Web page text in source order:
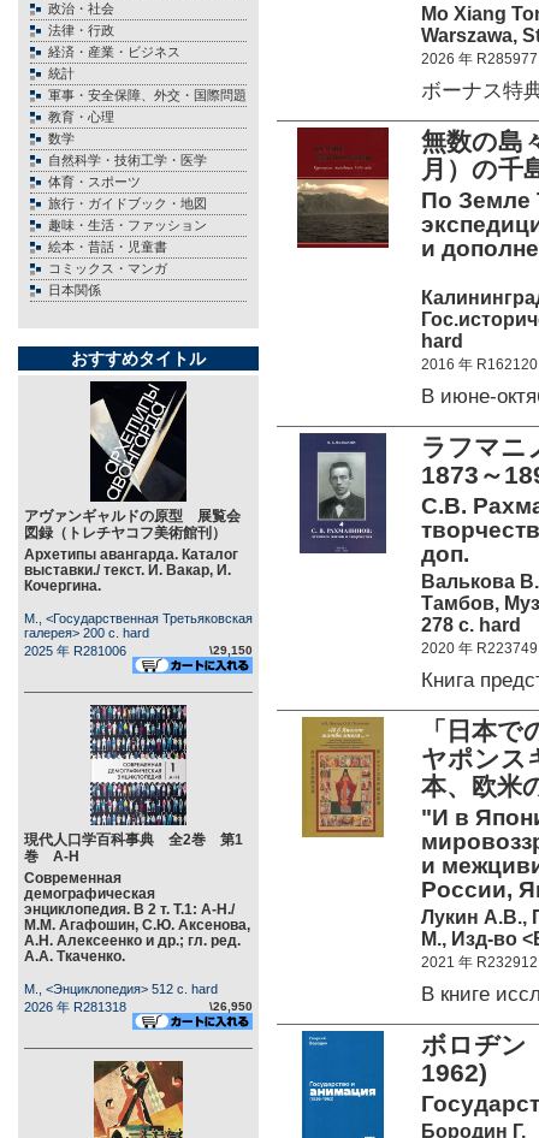
政治・社会
法律・行政
経済・産業・ビジネス
統計
軍事・安全保障、外交・国際問題
教育・心理
数学
自然科学・技術工学・医学
体育・スポーツ
旅行・ガイドブック・地図
趣味・生活・ファッション
絵本・昔話・児童書
コミックス・マンガ
日本関係
おすすめタイトル
アヴァンギャルドの原型 展覧会
図録（トレチヤコフ美術館刊）
Архетипы авангарда. Каталог
выставки./ текст. И. Вакар, И.
Кочергина.
М., <Государственная Третьяковская
галерея> 200 c. hard
2025 年 R281006
\29,150
現代人口学百科事典 全2巻 第1
巻 А-Н
Современная
демографическая
энциклопедия. В 2 т. Т.1: А-Н./
М.М. Агафошин, С.Ю. Аксенова,
А.Н. Алексеенко и др.; гл. ред.
А.А. Ткаченко.
М., <Энциклопедия> 512 c. hard
2026 年 R281318
\26,950
Mo Xiang
Warszawa,
2026 年 R285977
ボーナス特
無数の島
月）の千
По Земле
и
hard
2016 年 R162120
В июне-
ラフマ
1873～
С.В.
доп.
Валькова
Тамбов,
278 c. hard
2020 年 R223749
Книга
「日本
ヤポンス
本、欧米
"И в
и
России,
Лукин А.В.,
М., Изд-во
2021 年 R232912
В книге
ボロヂ
1962)
Бородин Г.